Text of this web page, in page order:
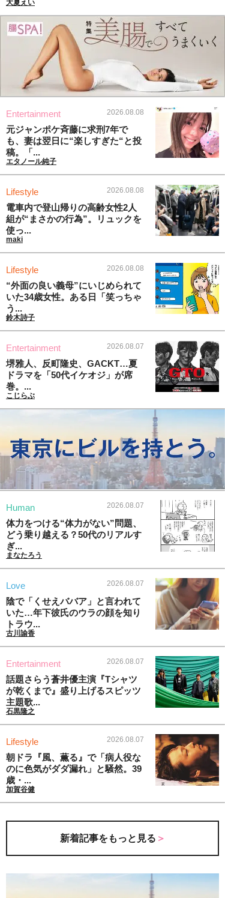
大夏えい
Entertainment 2026.08.08
元ジャンポケ斉藤に求刑7年で
も、妻は翌日に“楽しすぎた“と投
稿。「...
エタノール純子
Lifestyle 2026.08.08
電車内で登山帰りの高齢女性2人
組が“まさかの行為”。リュックを
使っ...
maki
Lifestyle 2026.08.08
“外面の良い義母”にいじめられて
いた34歳女性。ある日「笑っちゃ
う...
鈴木詩子
Entertainment 2026.08.07
堺雅人、反町隆史、GACKT…夏
ドラマを「50代イケオジ」が席
巻。...
こじらぶ
Human 2026.08.07
体力をつける“体力がない”問題、
どう乗り越える？50代のリアルす
ぎ...
まなたろう
Love 2026.08.07
陰で「くせえババア」と言われて
いた…年下彼氏のウラの顔を知り
トラウ...
古川諭香
Entertainment 2026.08.07
話題さらう蒼井優主演『Tシャツ
が乾くまで』盛り上げるスピッツ
主題歌...
石黒隆之
Lifestyle 2026.08.07
朝ドラ『風、薫る』で「病人役な
のに色気がダダ漏れ」と騒然。39
歳・...
加賀谷健
新着記事をもっと見る